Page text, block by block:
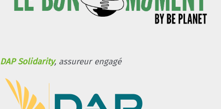
DAP Solidarity, assureur engagé